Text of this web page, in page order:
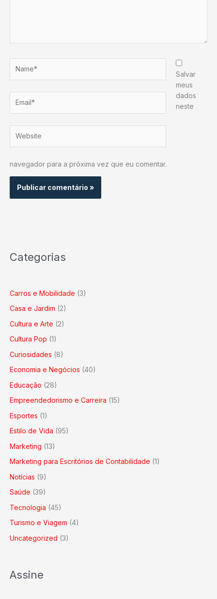
Salvar
meus
dados
neste
navegador para a próxima vez que eu comentar.
Categorias
Carros e Mobilidade (3)
Casa e Jardim (2)
Cultura e Arte (2)
Cultura Pop (1)
Curiosidades (8)
Economia e Negócios (40)
Educação (28)
Empreendedorismo e Carreira (15)
Esportes (1)
Estilo de Vida (95)
Marketing (13)
Marketing para Escritórios de Contabilidade (1)
Notícias (9)
Saúde (39)
Tecnologia (45)
Turismo e Viagem (4)
Uncategorized (3)
Assine